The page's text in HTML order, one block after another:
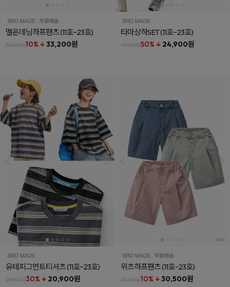
멜온데님하프팬츠(11호~23호)
36,800원10% ↓ 33,200원
타마상하SET(11호~23호)
49,800원50% ↓ 24,900원
유테피그먼트티셔츠(11호~23호)
29,800원30% ↓ 20,900원
위츠하프팬츠(11호~23호)
33,800원10% ↓ 30,500원